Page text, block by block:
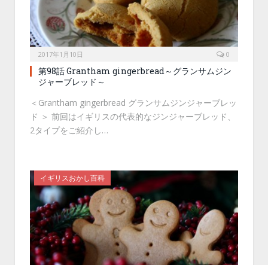
2017年1月10日 0
第98話 Grantham gingerbread～グランサムジン
ジャーブレッド～
＜Grantham gingerbread グランサムジンジャーブレッ
ド ＞ 前回はイギリスの代表的なジンジャーブレッド、
2タイプをご紹介し…
イギリスおかし百科